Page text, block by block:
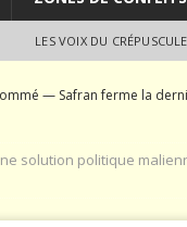
LES VOIX DU CRÉPUSCULE
— Safran ferme la
solution politique